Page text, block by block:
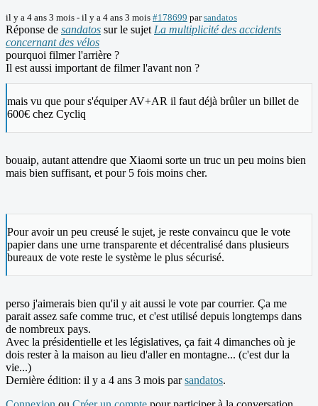
il y a 4 ans 3 mois - il y a 4 ans 3 mois #178699 parsandatos
Réponse de sandatos sur le sujet La multiplicité des accidents
concernant des vélos
pourquoi filmer l'arrière ?
Il est aussi important de filmer l'avant non ?
mais vu que pour s'équiper AV+AR il faut déjà brûler un billet de
600€ chez Cycliq
bouaip, autant attendre que Xiaomi sorte un truc un peu moins bien
mais bien suffisant, et pour 5 fois moins cher.
Pour avoir un peu creusé le sujet, je reste convaincu que le vote
papier dans une urne transparente et décentralisé dans plusieurs
bureaux de vote reste le système le plus sécurisé.
perso j'aimerais bien qu'il y ait aussi le vote par courrier. Ça me
parait assez safe comme truc, et c'est utilisé depuis longtemps dans
de nombreux pays.
Avec la présidentielle et les législatives, ça fait 4 dimanches où je
dois rester à la maison au lieu d'aller en montagne... (c'est dur la
vie...)
Dernière édition: il y a 4 ans 3 mois parsandatos.